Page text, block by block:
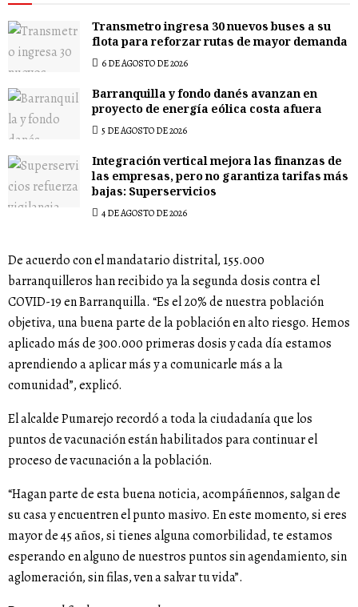
Transmetro ingresa 30 nuevos buses a su
flota para reforzar rutas de mayor demanda
6 DE AGOSTO DE 2026
Barranquilla y fondo danés avanzan en
proyecto de energía eólica costa afuera
5 DE AGOSTO DE 2026
Integración vertical mejora las finanzas de
las empresas, pero no garantiza tarifas más
bajas: Superservicios
4 DE AGOSTO DE 2026
De acuerdo con el mandatario distrital, 155.000
barranquilleros han recibido ya la segunda dosis contra el
COVID-19 en Barranquilla. “Es el 20% de nuestra población
objetiva, una buena parte de la población en alto riesgo. Hemos
aplicado más de 300.000 primeras dosis y cada día estamos
aprendiendo a aplicar más y a comunicarle más a la
comunidad”, explicó.
El alcalde Pumarejo recordó a toda la ciudadanía que los
puntos de vacunación están habilitados para continuar el
proceso de vacunación a la población.
“Hagan parte de esta buena noticia, acompáñennos, salgan de
su casa y encuentren el punto masivo. En este momento, si eres
mayor de 45 años, si tienes alguna comorbilidad, te estamos
esperando en alguno de nuestros puntos sin agendamiento, sin
aglomeración, sin filas, ven a salvar tu vida”.